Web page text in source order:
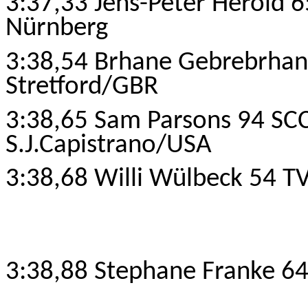
Nürnberg
3:38,54 Brhane
Stretford/GBR
3:38,65 Sam Parsons 94
S.J.Capistrano/USA
3:38,68 Willi Wülbeck 54
3:38,88 Stephane Franke